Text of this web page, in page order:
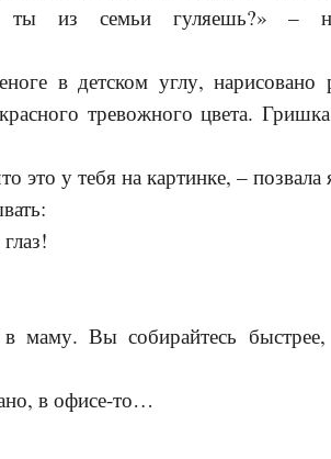
ты из семьи гуляешь?» –
в детском углу, нарисовано
тревожного цвета.
это у тебя на картинке, – позвала
маму. Вы собирайтесь
в офисе-то…